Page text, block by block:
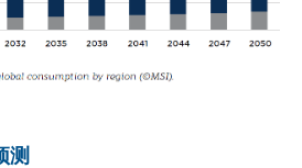
测